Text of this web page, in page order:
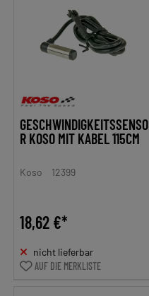
GESCHWINDIGKEITSSENSO
R KOSO MIT KABEL 115CM
Koso 12399
18,62 €*
nicht lieferbar
AUF DIE MERKLISTE